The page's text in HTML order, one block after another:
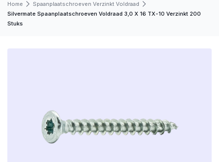
Home
Spaanplaatschroeven Verzinkt Voldraad
Silvermate Spaanplaatschroeven Voldraad 3,0 X 16 TX-10 Verzinkt 200
Stuks